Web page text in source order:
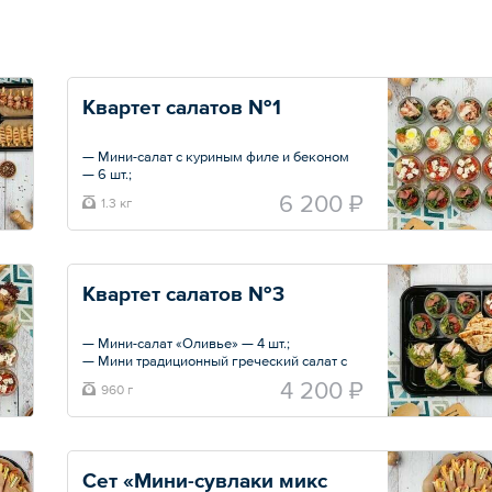
Квартет салатов №1
— Мини-салат с куриным филе и беконом
— 6 шт.;
— Мини традиционный греческий салат с
фетой — 6 шт.;
— Мини-салат «Цезарь» с курицей — 6 шт.;
1.3 кг 6 200 ₽
Квартет салатов №3
— Мини-салат «Оливье» — 4 шт.;
— Мини традиционный греческий салат с
фетой — 4 шт.;
— Мини-салат «Цезарь» с курицей — 4 шт.;
— Мини-салат с ростбифом — 4 шт.;
960 г 4 200 ₽
Сет «Мини-сувлаки микс